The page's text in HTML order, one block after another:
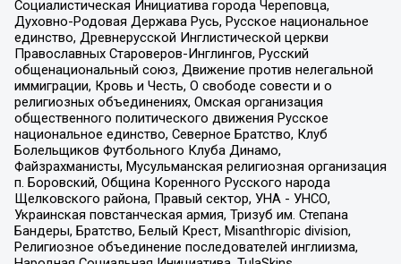
Социалистическая Инициатива города Череповца,
Духовно-Родовая Держава Русь, Русское национальное
единство, Древнерусской Инглистической церкви
Православных Староверов-Инглингов, Русский
общенациональный союз, Движение против нелегальной
иммиграции, Кровь и Честь, О свободе совести и о
религиозных объединениях, Омская организация
общественного политического движения Русское
национальное единство, Северное Братство, Клуб
Болельщиков Футбольного Клуба Динамо,
Файзрахманисты, Мусульманская религиозная организация
п. Боровский, Община Коренного Русского народа
Щелковского района, Правый сектор, УНА - УНСО,
Украинская повстанческая армия, Тризуб им. Степана
Бандеры, Братство, Белый Крест, Misanthropic division,
Религиозное объединение последователей инглиизма,